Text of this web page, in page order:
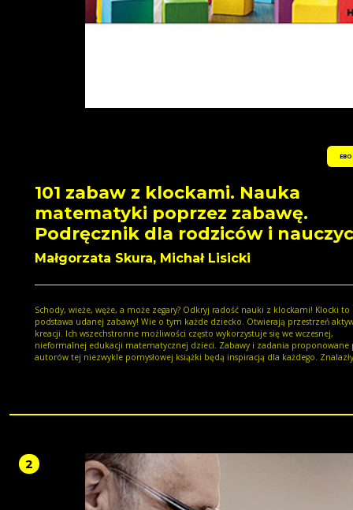
101 zabaw z klockami. Nauka
matematyki poprzez zabawę.
Podręcznik dla rodziców i
Małgorzata Skura, Michał Lisicki
Schody, wieże, węże, a może zegary? Odkryj radość nauki z klockami! Klocki to
podstawa udanej zabawy! Wie o tym każde dziecko. Otwierają przestrzeń
kreacji. Ich wszechstronne możliwości często wykorzystuje się we wczesnej,
nieformalnej edukacji matematycznej dzieci. Zabawy i zadania proponowane
autorów tej niezwykle pomysłowej książki będą inspiracją dla każdego. Znalazły się tu
różne sposoby ich liczenia? Jak uczyć się szacowania, porównywania, działań
2